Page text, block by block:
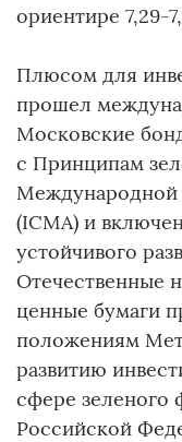
ориентире 7,29-
Плюсом для
прошел
Московские
с Принципам
Международной
(ICMA) и
устойчивого
Отечественные
ценные бумаги
положениям
развитию
сфере зеленого
Российской